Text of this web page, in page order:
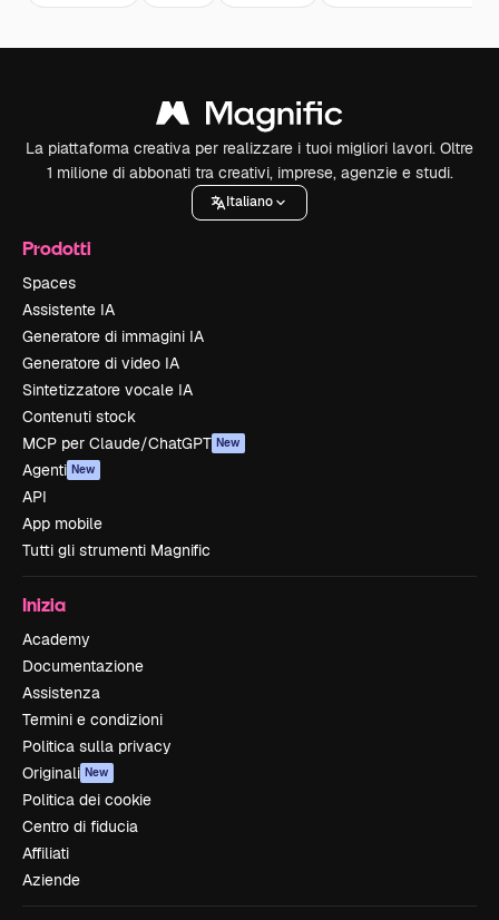
La piattaforma creativa per realizzare i tuoi migliori lavori. Oltre
1 milione di abbonati tra creativi, imprese, agenzie e studi.
Italiano
Prodotti
Spaces
Assistente IA
Generatore di immagini IA
Generatore di video IA
Sintetizzatore vocale IA
Contenuti stock
MCP per Claude/ChatGPT New
Agenti New
API
App mobile
Tutti gli strumenti Magnific
Inizia
Academy
Documentazione
Assistenza
Termini e condizioni
Politica sulla privacy
Originali New
Politica dei cookie
Centro di fiducia
Affiliati
Aziende